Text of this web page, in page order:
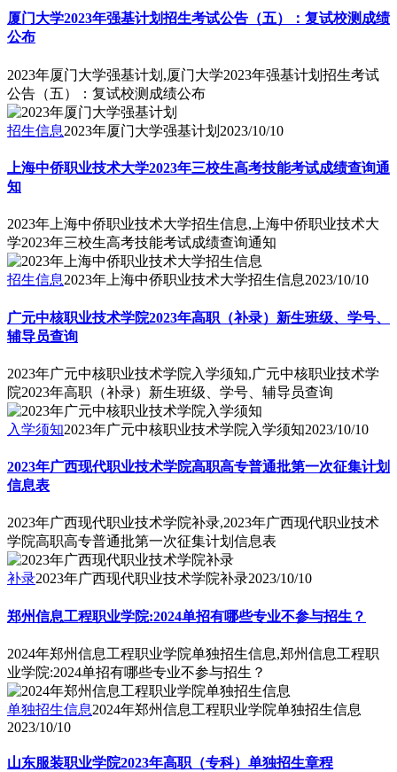
厦门大学2023年强基计划招生考试公告（五）：复试校测成绩
公布
2023年厦门大学强基计划,厦门大学2023年强基计划招生考试
公告（五）：复试校测成绩公布
招生信息2023年厦门大学强基计划 2023/10/10
上海中侨职业技术大学2023年三校生高考技能考试成绩查询通
知
2023年上海中侨职业技术大学招生信息,上海中侨职业技术大
学2023年三校生高考技能考试成绩查询通知
招生信息2023年上海中侨职业技术大学招生信息2023/10/10
广元中核职业技术学院2023年高职（补录）新生班级、学号、
辅导员查询
2023年广元中核职业技术学院入学须知,广元中核职业技术学
院2023年高职（补录）新生班级、学号、辅导员查询
入学须知2023年广元中核职业技术学院入学须知2023/10/10
2023年广西现代职业技术学院高职高专普通批第一次征集计划
信息表
2023年广西现代职业技术学院补录,2023年广西现代职业技术
学院高职高专普通批第一次征集计划信息表
补录2023年广西现代职业技术学院补录2023/10/10
郑州信息工程职业学院:2024单招有哪些专业不参与招生？
2024年郑州信息工程职业学院单独招生信息,郑州信息工程职
业学院:2024单招有哪些专业不参与招生？
单独招生信息2024年郑州信息工程职业学院单独招生信息
2023/10/10
山东服装职业学院2023年高职（专科）单独招生章程